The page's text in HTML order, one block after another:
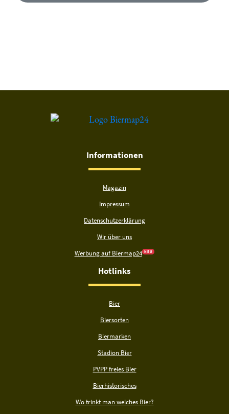
Informationen
Magazin
Impressum
Datenschutzerklärung
Wir über uns
Werbung auf Biermap24 N E U
Hotlinks
Bier
Biersorten
Biermarken
Stadion Bier
PVPP freies Bier
Bierhistorisches
Wo trinkt man welches Bier?